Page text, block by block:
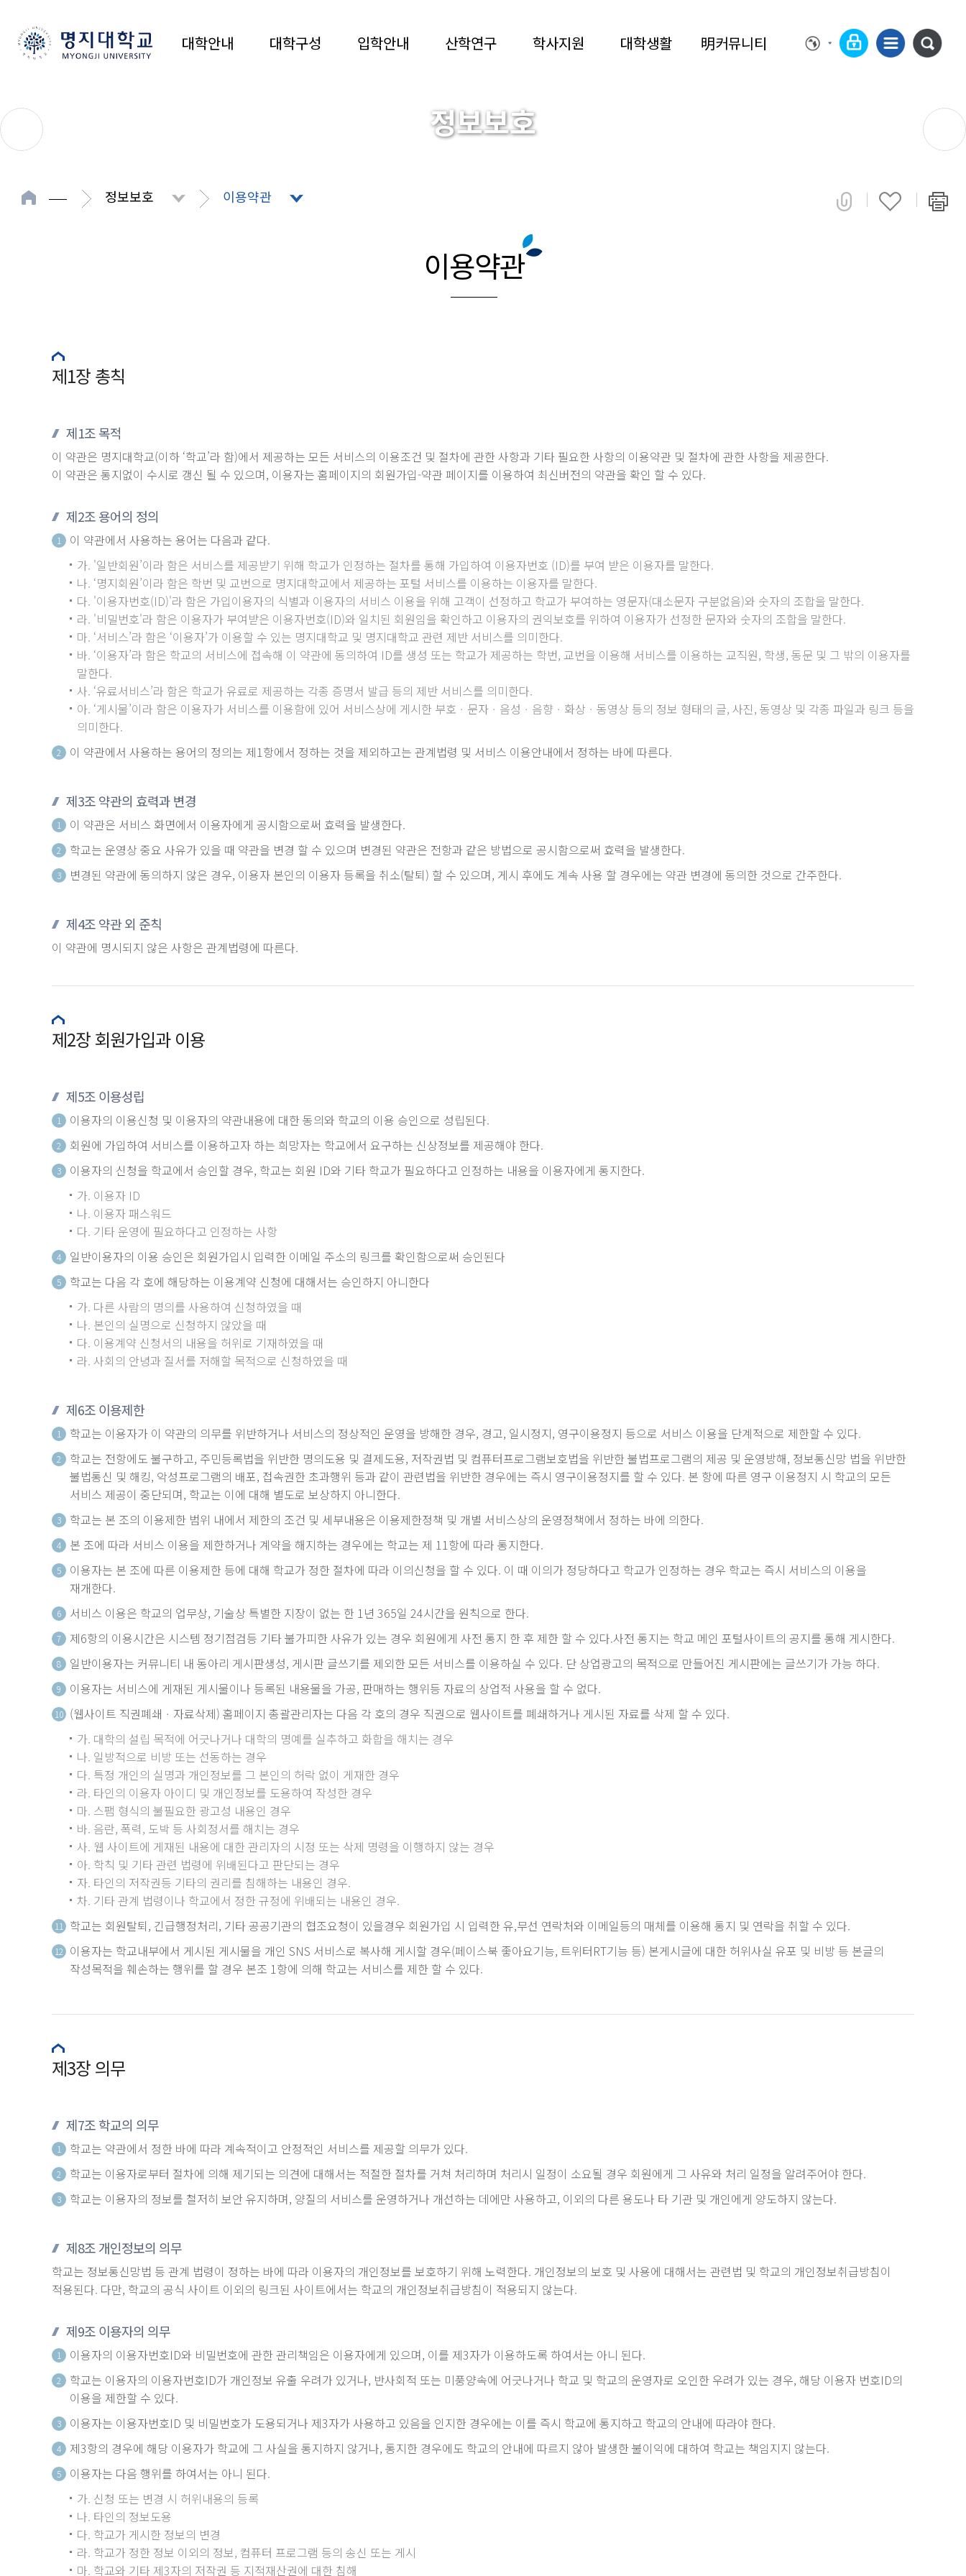
대학안내 대학구성 입학안내 산학연구 학사지원 대학생활 明커뮤니티
정보보호
정보보호 이용약관
이용약관
제1장 총칙
제1조 목적
이 약관은 명지대학교(이하 ‘학교’라 함)에서 제공하는 모든 서비스의 이용조건 및 절차에 관한 사항과 기타 필요한 사항의 이용약관 및 절차에 관한 사항을 제공한다.
이 약관은 통지없이 수시로 갱신 될 수 있으며, 이용자는 홈페이지의 회원가입-약관 페이지를 이용하여 최신버전의 약관을 확인 할 수 있다.
제2조 용어의 정의
1
이 약관에서 사용하는 용어는 다음과 같다.
가. '일반회원’이라 함은 서비스를 제공받기 위해 학교가 인정하는 절차를 통해 가입하여 이용자번호 (ID)를 부여 받은 이용자를 말한다.
나. ‘명지회원’이라 함은 학번 및 교번으로 명지대학교에서 제공하는 포털 서비스를 이용하는 이용자를 말한다.
다. '이용자번호(ID)'라 함은 가입이용자의 식별과 이용자의 서비스 이용을 위해 고객이 선정하고 학교가 부여하는 영문자(대소문자 구분없음)와 숫자의 조합을 말한다.
라. '비밀번호'라 함은 이용자가 부여받은 이용자번호(ID)와 일치된 회원임을 확인하고 이용자의 권익보호를 위하여 이용자가 선정한 문자와 숫자의 조합을 말한다.
마. ‘서비스’라 함은 ‘이용자’가 이용할 수 있는 명지대학교 및 명지대학교 관련 제반 서비스를 의미한다.
바. ‘이용자’라 함은 학교의 서비스에 접속해 이 약관에 동의하여 ID를 생성 또는 학교가 제공하는 학번, 교번을 이용해 서비스를 이용하는 교직원, 학생, 동문 및 그 밖의 이용자를
말한다.
사. ‘유료서비스’라 함은 학교가 유료로 제공하는 각종 증명서 발급 등의 제반 서비스를 의미한다.
아. ‘게시물’이라 함은 이용자가 서비스를 이용함에 있어 서비스상에 게시한 부호ㆍ문자ㆍ음성ㆍ음향ㆍ화상ㆍ동영상 등의 정보 형태의 글, 사진, 동영상 및 각종 파일과 링크 등을
의미한다.
2 이 약관에서 사용하는 용어의 정의는 제1항에서 정하는 것을 제외하고는 관계법령 및 서비스 이용안내에서 정하는 바에 따른다.
제3조 약관의 효력과 변경
1 이 약관은 서비스 화면에서 이용자에게 공시함으로써 효력을 발생한다.
2 학교는 운영상 중요 사유가 있을 때 약관을 변경 할 수 있으며 변경된 약관은 전항과 같은 방법으로 공시함으로써 효력을 발생한다.
3 변경된 약관에 동의하지 않은 경우, 이용자 본인의 이용자 등록을 취소(탈퇴) 할 수 있으며, 게시 후에도 계속 사용 할 경우에는 약관 변경에 동의한 것으로 간주한다.
제4조 약관 외 준칙
이 약관에 명시되지 않은 사항은 관계법령에 따른다.
제2장 회원가입과 이용
제5조 이용성립
1 이용자의 이용신청 및 이용자의 약관내용에 대한 동의와 학교의 이용 승인으로 성립된다.
2 회원에 가입하여 서비스를 이용하고자 하는 희망자는 학교에서 요구하는 신상정보를 제공해야 한다.
3
이용자의 신청을 학교에서 승인할 경우, 학교는 회원 ID와 기타 학교가 필요하다고 인정하는 내용을 이용자에게 통지한다.
가. 이용자 ID
나. 이용자 패스워드
다. 기타 운영에 필요하다고 인정하는 사항
4 일반이용자의 이용 승인은 회원가입시 입력한 이메일 주소의 링크를 확인함으로써 승인된다
5
학교는 다음 각 호에 해당하는 이용계약 신청에 대해서는 승인하지 아니한다
가. 다른 사람의 명의를 사용하여 신청하였을 때
나. 본인의 실명으로 신청하지 않았을 때
다. 이용계약 신청서의 내용을 허위로 기재하였을 때
라. 사회의 안녕과 질서를 저해할 목적으로 신청하였을 때
제6조 이용제한
1 학교는 이용자가 이 약관의 의무를 위반하거나 서비스의 정상적인 운영을 방해한 경우, 경고, 일시정지, 영구이용정지 등으로 서비스 이용을 단계적으로 제한할 수 있다.
2
학교는 전항에도 불구하고, 주민등록법을 위반한 명의도용 및 결제도용, 저작권법 및 컴퓨터프로그램보호법을 위반한 불법프로그램의 제공 및 운영방해, 정보통신망 법을 위반한
불법통신 및 해킹, 악성프로그램의 배포, 접속권한 초과행위 등과 같이 관련법을 위반한 경우에는 즉시 영구이용정지를 할 수 있다. 본 항에 따른 영구 이용정지 시 학교의 모든
서비스 제공이 중단되며, 학교는 이에 대해 별도로 보상하지 아니한다.
3 학교는 본 조의 이용제한 범위 내에서 제한의 조건 및 세부내용은 이용제한정책 및 개별 서비스상의 운영정책에서 정하는 바에 의한다.
4 본 조에 따라 서비스 이용을 제한하거나 계약을 해지하는 경우에는 학교는 제 11항에 따라 통지한다.
5
이용자는 본 조에 따른 이용제한 등에 대해 학교가 정한 절차에 따라 이의신청을 할 수 있다. 이 때 이의가 정당하다고 학교가 인정하는 경우 학교는 즉시 서비스의 이용을
재개한다.
6 서비스 이용은 학교의 업무상, 기술상 특별한 지장이 없는 한 1년 365일 24시간을 원칙으로 한다.
7 제6항의 이용시간은 시스템 정기점검등 기타 불가피한 사유가 있는 경우 회원에게 사전 통지 한 후 제한 할 수 있다.사전 통지는 학교 메인 포털사이트의 공지를 통해 게시한다.
8 일반이용자는 커뮤니티 내 동아리 게시판생성, 게시판 글쓰기를 제외한 모든 서비스를 이용하실 수 있다. 단 상업광고의 목적으로 만들어진 게시판에는 글쓰기가 가능 하다.
9 이용자는 서비스에 게재된 게시물이나 등록된 내용물을 가공, 판매하는 행위등 자료의 상업적 사용을 할 수 없다.
10 (웹사이트 직권폐쇄ㆍ자료삭제) 홈페이지 총괄관리자는 다음 각 호의 경우 직권으로 웹사이트를 폐쇄하거나 게시된 자료를 삭제 할 수 있다.
가. 대학의 설립 목적에 어긋나거나 대학의 명예를 실추하고 화합을 해치는 경우
나. 일방적으로 비방 또는 선동하는 경우
다. 특정 개인의 실명과 개인정보를 그 본인의 허락 없이 게재한 경우
라. 타인의 이용자 아이디 및 개인정보를 도용하여 작성한 경우
마. 스팸 형식의 불필요한 광고성 내용인 경우
바. 음란, 폭력, 도박 등 사회정서를 해치는 경우
사. 웹 사이트에 게재된 내용에 대한 관리자의 시정 또는 삭제 명령을 이행하지 않는 경우
아. 학칙 및 기타 관련 법령에 위배된다고 판단되는 경우
자. 타인의 저작권등 기타의 권리를 침해하는 내용인 경우.
차. 기타 관계 법령이나 학교에서 정한 규정에 위배되는 내용인 경우.
11 학교는 회원탈퇴, 긴급행정처리, 기타 공공기관의 협조요청이 있을경우 회원가입 시 입력한 유,무선 연락처와 이메일등의 매체를 이용해 통지 및 연락을 취할 수 있다.
12
이용자는 학교내부에서 게시된 게시물을 개인 SNS 서비스로 복사해 게시할 경우(페이스북 좋아요기능, 트위터RT기능 등) 본게시글에 대한 허위사실 유포 및 비방 등 본글의
작성목적을 훼손하는 행위를 할 경우 본조 1항에 의해 학교는 서비스를 제한 할 수 있다.
제3장 의무
제7조 학교의 의무
1 학교는 약관에서 정한 바에 따라 계속적이고 안정적인 서비스를 제공할 의무가 있다.
2 학교는 이용자로부터 절차에 의해 제기되는 의견에 대해서는 적절한 절차를 거쳐 처리하며 처리시 일정이 소요될 경우 회원에게 그 사유와 처리 일정을 알려주어야 한다.
3 학교는 이용자의 정보를 철저히 보안 유지하며, 양질의 서비스를 운영하거나 개선하는 데에만 사용하고, 이외의 다른 용도나 타 기관 및 개인에게 양도하지 않는다.
제8조 개인정보의 의무
학교는 정보통신망법 등 관계 법령이 정하는 바에 따라 이용자의 개인정보를 보호하기 위해 노력한다. 개인정보의 보호 및 사용에 대해서는 관련법 및 학교의 개인정보취급방침이
적용된다. 다만, 학교의 공식 사이트 이외의 링크된 사이트에서는 학교의 개인정보취급방침이 적용되지 않는다.
제9조 이용자의 의무
1 이용자의 이용자번호ID와 비밀번호에 관한 관리책임은 이용자에게 있으며, 이를 제3자가 이용하도록 하여서는 아니 된다.
2
학교는 이용자의 이용자번호ID가 개인정보 유출 우려가 있거나, 반사회적 또는 미풍양속에 어긋나거나 학교 및 학교의 운영자로 오인한 우려가 있는 경우, 해당 이용자 번호ID의
이용을 제한할 수 있다.
3 이용자는 이용자번호ID 및 비밀번호가 도용되거나 제3자가 사용하고 있음을 인지한 경우에는 이를 즉시 학교에 통지하고 학교의 안내에 따라야 한다.
4 제3항의 경우에 해당 이용자가 학교에 그 사실을 통지하지 않거나, 통지한 경우에도 학교의 안내에 따르지 않아 발생한 불이익에 대하여 학교는 책임지지 않는다.
5
이용자는 다음 행위를 하여서는 아니 된다.
가. 신청 또는 변경 시 허위내용의 등록
나. 타인의 정보도용
다. 학교가 게시한 정보의 변경
라. 학교가 정한 정보 이외의 정보, 컴퓨터 프로그램 등의 송신 또는 게시
마. 학교와 기타 제3자의 저작권 등 지적재산권에 대한 침해